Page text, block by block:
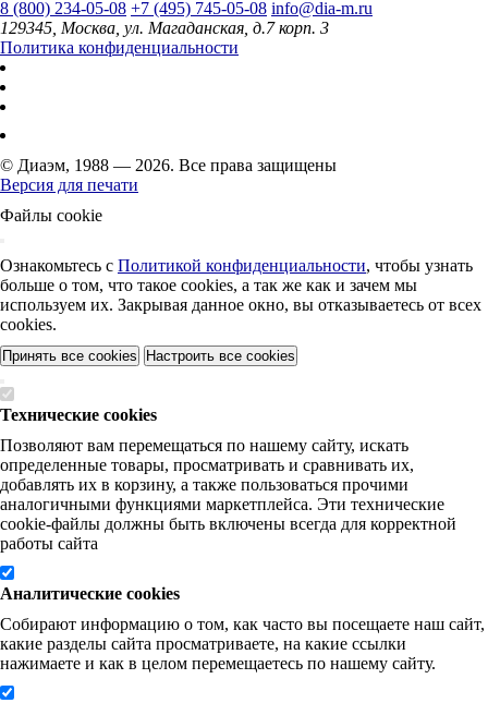
8 (800) 234-05-08 +7 (495) 745-05-08 info@dia-m.ru
129345, Москва, ул. Магаданская, д.7 корп. 3
Политика конфиденциальности
© Диаэм, 1988 — 2026. Все права защищены
Версия для печати
Файлы cookie
Ознакомьтесь с Политикой конфиденциальности, чтобы узнать
больше о том, что такое cookies, а так же как и зачем мы
используем их. Закрывая данное окно, вы отказываетесь от всех
cookies.
Принять все cookies Настроить все cookies
Технические cookies
Позволяют вам перемещаться по нашему сайту, искать
определенные товары, просматривать и сравнивать их,
добавлять их в корзину, а также пользоваться прочими
аналогичными функциями маркетплейса. Эти технические
cookie-файлы должны быть включены всегда для корректной
работы сайта
Аналитические cookies
Собирают информацию о том, как часто вы посещаете наш сайт,
какие разделы сайта просматриваете, на какие ссылки
нажимаете и как в целом перемещаетесь по нашему сайту.